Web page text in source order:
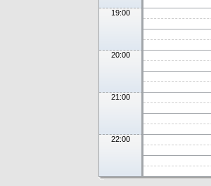
19:00
20:00
21:00
22:00